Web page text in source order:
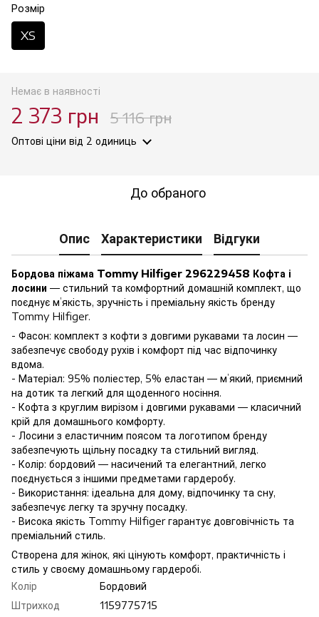
Розмір
XS
Немає в наявності
2 373 грн 5 116 грн
Оптові ціни від 2 одиниць
До обраного
Опис Характеристики Відгуки
Бордова піжама Tommy Hilfiger 296229458 Кофта і
лосини — стильний та комфортний домашній комплект, що
поєднує м’якість, зручність і преміальну якість бренду
Tommy Hilfiger.
- Фасон: комплект з кофти з довгими рукавами та лосин —
забезпечує свободу рухів і комфорт під час відпочинку
вдома.
- Матеріал: 95% поліестер, 5% еластан — м’який, приємний
на дотик та легкий для щоденного носіння.
- Кофта з круглим вирізом і довгими рукавами — класичний
крій для домашнього комфорту.
- Лосини з еластичним поясом та логотипом бренду
забезпечують щільну посадку та стильний вигляд.
- Колір: бордовий — насичений та елегантний, легко
поєднується з іншими предметами гардеробу.
- Використання: ідеальна для дому, відпочинку та сну,
забезпечує легку та зручну посадку.
- Висока якість Tommy Hilfiger гарантує довговічність та
преміальний стиль.
Створена для жінок, які цінують комфорт, практичність і
стиль у своєму домашньому гардеробі.
Колір
Бордовий
Штрихкод
1159775715